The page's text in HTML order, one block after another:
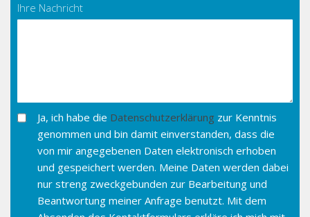
Ihre Nachricht
Ja, ich habe die Datenschutzerklärung zur Kenntnis
genommen und bin damit einverstanden, dass die
von mir angegebenen Daten elektronisch erhoben
und gespeichert werden. Meine Daten werden dabei
nur streng zweckgebunden zur Bearbeitung und
Beantwortung meiner Anfrage benutzt. Mit dem